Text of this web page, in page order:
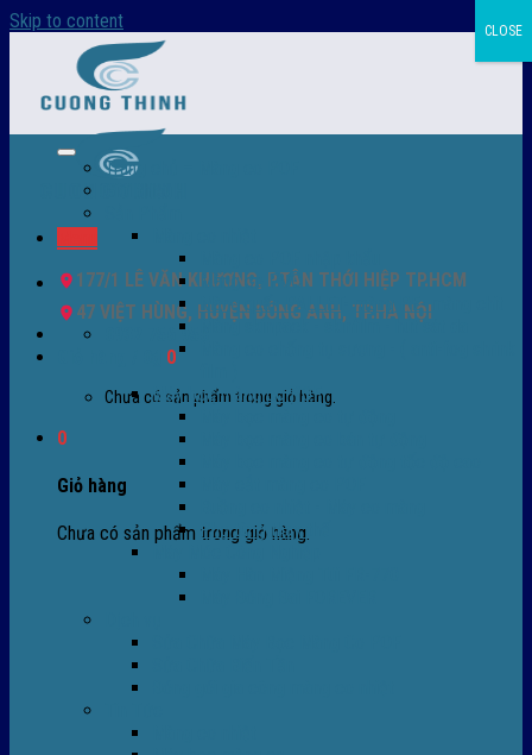
Skip to content
177/1 LÊ VĂN KHƯƠNG, P.TÂN THỚI HIỆP TP.HCM
47 VIỆT HÙNG, HUYỆN ĐÔNG ANH, TP.HÀ NỘI
0932 756 950
0
Chưa có sản phẩm trong giỏ hàng.
0
Giỏ hàng
Chưa có sản phẩm trong giỏ hàng.
Trang chủ – Màng co POF
Màng co PVC
Màng quấn PALLET- màng PE- màng chit
Màng skinpack - skinfilm - hút sát da
Máy bọc màng co POF
Phụ tùng thay thế
CLOSE